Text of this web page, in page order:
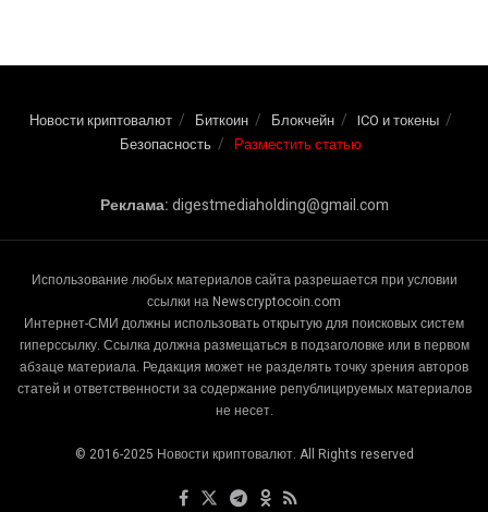
Новости криптовалют Биткоин Блокчейн
ICO и токены
Безопасность
Разместить статью
Реклама:digestmediaholding@gmail.com
Использование любых материалов сайта разрешается при условии
ссылки на Newscryptocoin.com
Интернет-СМИ должны использовать открытую для поисковых систем
гиперссылку. Ссылка должна размещаться в подзаголовке или в первом
абзаце материала. Редакция может не разделять точку зрения авторов
статей и ответственности за содержание републицируемых материалов
не несет.
© 2016-2025 Новости криптовалют. All Rights reserved